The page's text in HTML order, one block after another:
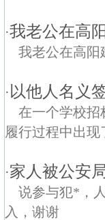
·我老公在高
我老公在高阳
· 以他人名义
在一个学校招
履行过程中出
·家人被公安
说参与犯*，
入，谢谢